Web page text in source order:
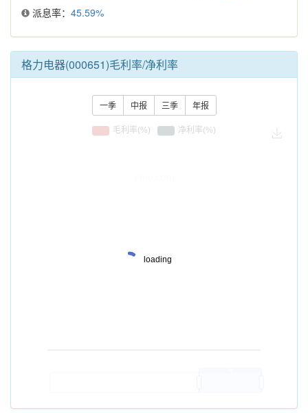
派息率： 45.59%
格力电器(000651)毛利率/净利率
一季 中报 三季 年报